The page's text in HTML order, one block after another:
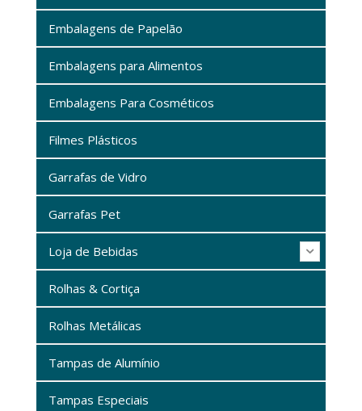
Embalagens de Papelão
Embalagens para Alimentos
Embalagens Para Cosméticos
Filmes Plásticos
Garrafas de Vidro
Garrafas Pet
Loja de Bebidas
Rolhas & Cortiça
Rolhas Metálicas
Tampas de Alumínio
Tampas Especiais